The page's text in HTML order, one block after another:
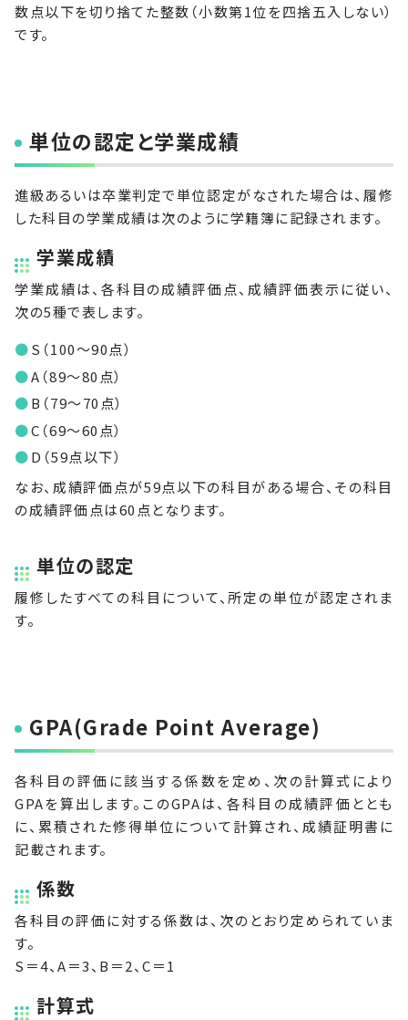
数点以下を切り捨てた整数（小数第1位を四捨五入しない）
です。
単位の認定と学業成績
進級あるいは卒業判定で単位認定がなされた場合は、履修
した科目の学業成績は次のように学籍簿に記録されます。
学業成績
学業成績は、各科目の成績評価点、成績評価表示に従い、
次の5種で表します。
S（100～90点）
A（89～80点）
B（79～70点）
C（69～60点）
D（59点以下）
なお、成績評価点が59点以下の科目がある場合、その科目
の成績評価点は60点となります。
単位の認定
履修したすべての科目について、所定の単位が認定されま
す。
GPA(Grade Point Average)
各科目の評価に該当する係数を定め、次の計算式により
GPAを算出します。このGPAは、各科目の成績評価ととも
に、累積された修得単位について計算され、成績証明書に
記載されます。
係数
各科目の評価に対する係数は、次のとおり定められていま
す。
S＝4、A＝3、B＝2、C＝1
計算式